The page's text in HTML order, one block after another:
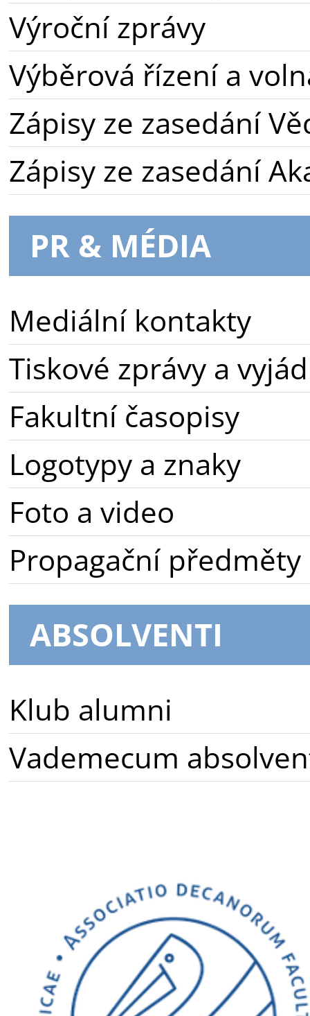
Výroční zprávy
Výběrová řízení a
Zápisy ze zasedání
Zápisy ze zasedání
PR & MÉDIA
Mediální kontakty
Tiskové zprávy a
Fakultní časopisy
Logotypy a znaky
Foto a video
Propagační předměty
ABSOLVENTI
Klub alumni
Vademecum